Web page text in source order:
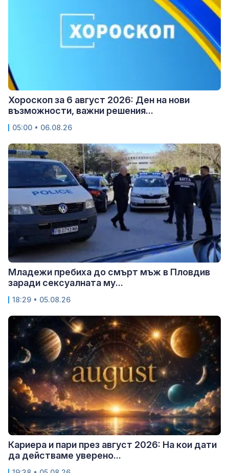
Хороскоп за 6 август 2026: Ден на нови
възможности, важни решения...
05:00 • 06.08.26
Младежи пребиха до смърт мъж в Пловдив
заради сексуалната му...
18:29 • 05.08.26
Кариера и пари през август 2026: На кои дати
да действаме уверено...